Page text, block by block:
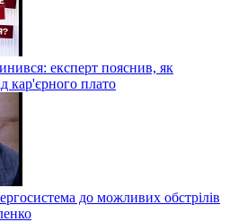
експерт пояснив, як
кар'єрного плато
до можливих обстрілів